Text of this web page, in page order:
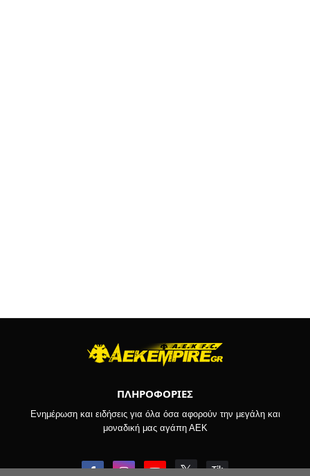
ΠΛΗΡΟΦΟΡΙΕΣ
Ενημέρωση και ειδήσεις για όλα όσα αφορούν την μεγάλη και
μοναδική μας αγάπη ΑΕΚ